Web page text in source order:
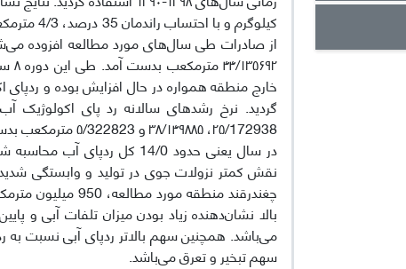
کیلوگرم
خارج منطقه همواره در حال افزایش بوده و
در سال یعنی حدود 14/0 کل
نقش کمتر نزولات جوی در تولید و وابستگی شدید
بالا نشان‌دهنده زیاد بودن میزان تلفات آبی و
می‌باشد. همچنین سهم بالاتر ردپای آبی نسبت به
سهم تبخیر و تعرق می‌باشد.